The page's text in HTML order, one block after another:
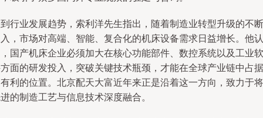
行业发展趋势，索利洋先生指出，随着制造业转型升级的不断
，市场对高端、智能、复合化的机床设备需求日益增长。他认
国产机床企业必须加大在核心功能部件、数控系统以及工业软
面的研发投入，突破关键技术瓶颈，才能在全球产业链中占据
利的位置。北京配天大富近年来正是沿着这一方向，致力于将
的制造工艺与信息技术深度融合。